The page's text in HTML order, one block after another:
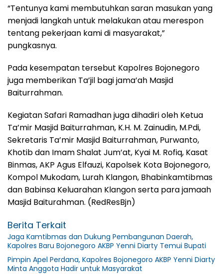
“Tentunya kami membutuhkan saran masukan yang
menjadi langkah untuk melakukan atau merespon
tentang pekerjaan kami di masyarakat,”
pungkasnya.
Pada kesempatan tersebut Kapolres Bojonegoro
juga memberikan Ta’jil bagi jama’ah Masjid
Baiturrahman.
Kegiatan Safari Ramadhan juga dihadiri oleh Ketua
Ta’mir Masjid Baiturrahman, K.H. M. Zainudin, M.Pdi,
Sekretaris Ta’mir Masjid Baiturrahman, Purwanto,
Khotib dan Imam Shalat Jum’at, Kyai M. Rofiq, Kasat
Binmas, AKP Agus Elfauzi, Kapolsek Kota Bojonegoro,
Kompol Mukodam, Lurah Klangon, Bhabinkamtibmas
dan Babinsa Keluarahan Klangon serta para jamaah
Masjid Baiturahman. (RedResBjn)
Berita Terkait
Jaga Kamtibmas dan Dukung Pembangunan Daerah,
Kapolres Baru Bojonegoro AKBP Yenni Diarty Temui Bupati
Pimpin Apel Perdana, Kapolres Bojonegoro AKBP Yenni Diarty
Minta Anggota Hadir untuk Masyarakat